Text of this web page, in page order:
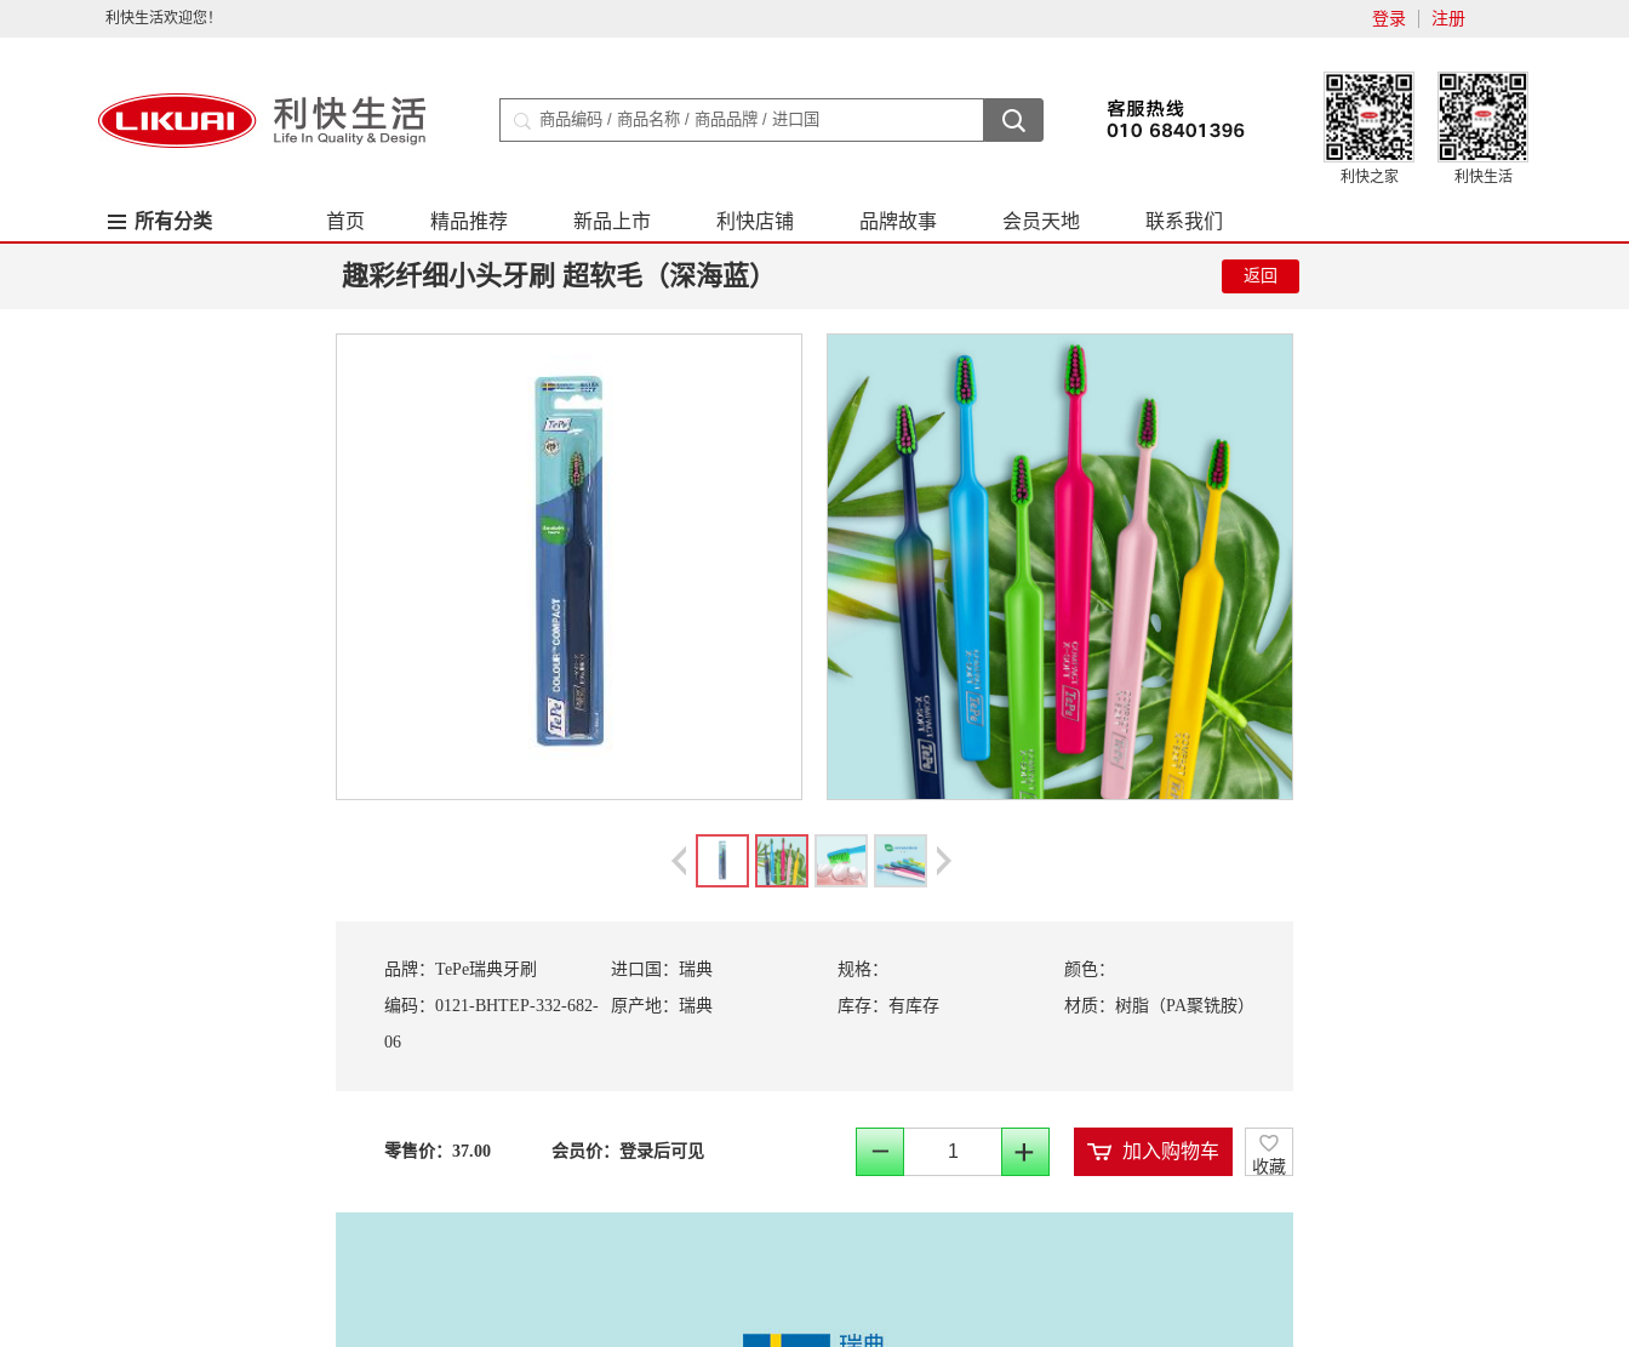
利快生活欢迎您！ 注册
登录
利快生活
利快之家
所有分类 首页 精品推荐 新品上市 利快店铺 品牌故事 会员天地 联系我们
趣彩纤细小头牙刷 超软毛（深海蓝） 返回
品牌： TePe瑞典牙刷
编码： 0121-BHTEP-332-682-
06
进口国： 瑞典
原产地： 瑞典
规格：
库存： 有库存
颜色：
材质： 树脂（PA聚铣胺）
零售价： 37.00 会员价： 登录后可见 加入购物车
收藏